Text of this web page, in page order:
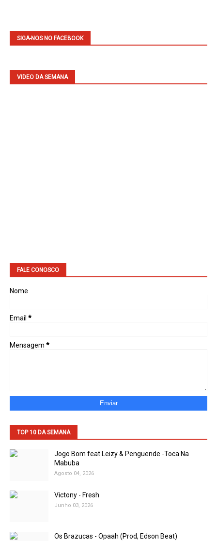
SIGA-NOS NO FACEBOOK
VIDEO DA SEMANA
FALE CONOSCO
Nome
Email *
Mensagem *
TOP 10 DA SEMANA
Jogo Bom feat Leizy & Penguende -Toca Na
Mabuba
Agosto 04, 2026
Victony - Fresh
Junho 03, 2026
Os Brazucas - Opaah (Prod, Edson Beat)